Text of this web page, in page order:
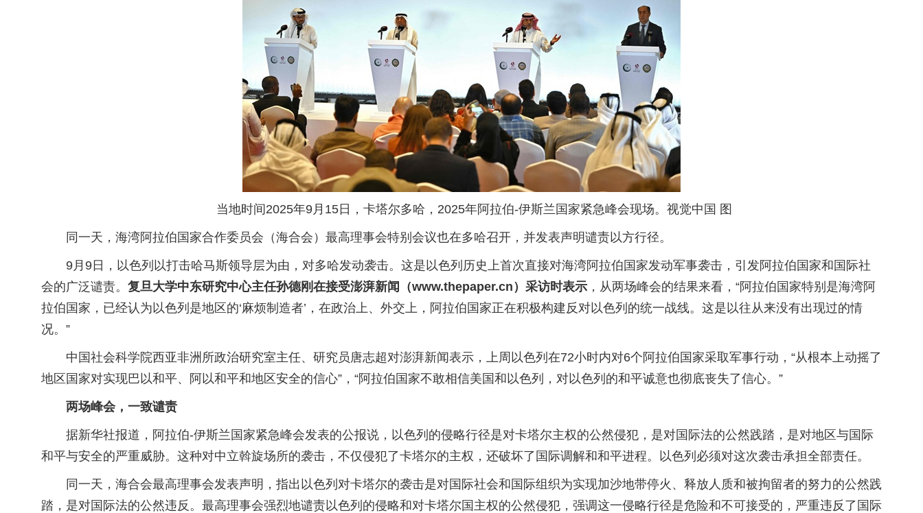
当地时间2025年9月15日，卡塔尔多哈，2025年阿拉伯-伊斯兰国家紧急峰会现场。视觉中国 图
同一天，海湾阿拉伯国家合作委员会（海合会）最高理事会特别会议也在多哈召开，并发表声明谴责以方行径。
9月9日，以色列以打击哈马斯领导层为由，对多哈发动袭击。这是以色列历史上首次直接对海湾阿拉伯国家发动军事袭击，引发阿拉伯国家和国际社
会的广泛谴责。 复旦大学中东研究中心主任孙德刚在接受澎湃新闻（www.thepaper.cn）采访时表示 ，从两场峰会的结果来看，“阿拉伯国家特别是海湾阿
拉伯国家，已经认为以色列是地区的‘麻烦制造者’，在政治上、外交上，阿拉伯国家正在积极构建反对以色列的统一战线。这是以往从来没有出现过的情
况。”
中国社会科学院西亚非洲所政治研究室主任、研究员唐志超对澎湃新闻表示，上周以色列在72小时内对6个阿拉伯国家采取军事行动，“从根本上动摇了
地区国家对实现巴以和平、阿以和平和地区安全的信心”，“阿拉伯国家不敢相信美国和以色列，对以色列的和平诚意也彻底丧失了信心。”
两场峰会，一致谴责
据新华社报道，阿拉伯-伊斯兰国家紧急峰会发表的公报说，以色列的侵略行径是对卡塔尔主权的公然侵犯，是对国际法的公然践踏，是对地区与国际
和平与安全的严重威胁。这种对中立斡旋场所的袭击，不仅侵犯了卡塔尔的主权，还破坏了国际调解和和平进程。以色列必须对这次袭击承担全部责任。
同一天，海合会最高理事会发表声明，指出以色列对卡塔尔的袭击是对国际社会和国际组织为实现加沙地带停火、释放人质和被拘留者的努力的公然践
踏，是对国际法的公然违反。最高理事会强烈地谴责以色列的侵略和对卡塔尔国主权的公然侵犯，强调这一侵略行径是危险和不可接受的，严重违反了国际